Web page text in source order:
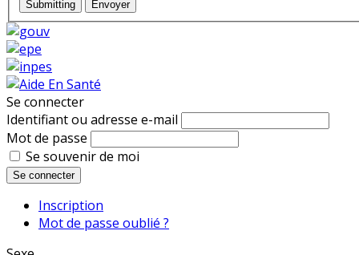
Submitting Envoyer
Se connecter
Identifiant ou adresse e-mail
Mot de passe
Se souvenir de moi
Se connecter
Inscription
Mot de passe oublié ?